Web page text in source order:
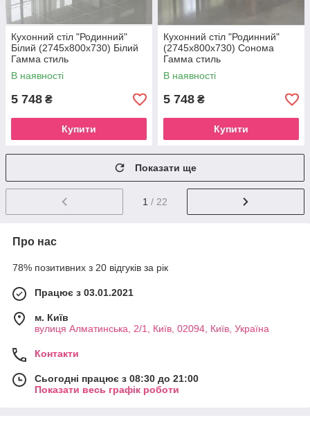
Кухонний стіл "Родинний"
Білий (2745x800x730) Білий
Гамма стиль
В наявності
5 748 ₴
Купити
Кухонний стіл "Родинний"
(2745x800x730) Сонома
Гамма стиль
В наявності
5 748 ₴
Купити
Показати ще
1 / 22
Про нас
78% позитивних з 20 відгуків за рік
Працює з 03.01.2021
м. Київ
вулиця Алматинська, 2/1, Київ, 02094, Київ, Україна
Контакти
Сьогодні працює з 08:30 до 21:00
Показати весь графік роботи